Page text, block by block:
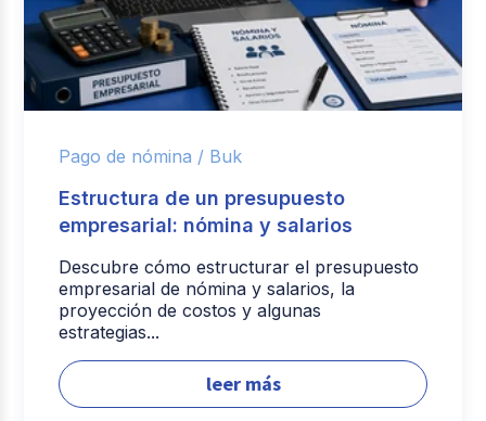
Pago de nómina / Buk
Estructura de un presupuesto
empresarial: nómina y salarios
Descubre cómo estructurar el presupuesto
empresarial de nómina y salarios, la
proyección de costos y algunas
estrategias...
leer más